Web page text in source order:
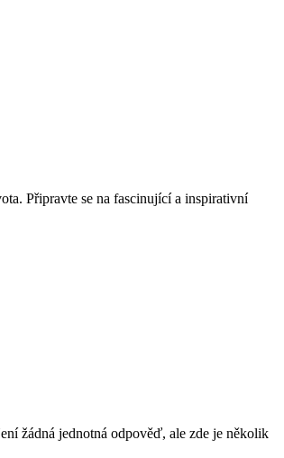
Připravte se na fascinující a inspirativní
žádná jednotná odpověď, ale zde je několik